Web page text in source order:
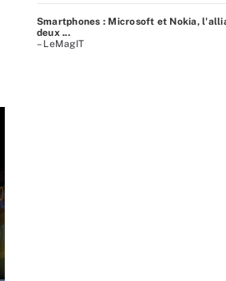
Smartphones : Microsoft et Nokia,
deux ...
– LeMagIT